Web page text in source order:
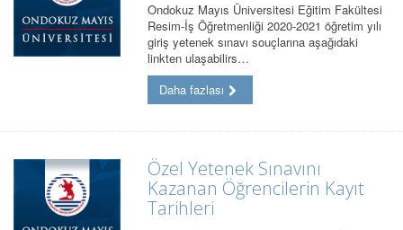
Ondokuz Mayıs Üniversitesi Eğitim Fakültesi
Resim-İş Öğretmenliği 2020-2021 öğretim yılı
giriş yetenek sınavı souçlarına aşağıdaki
linkten ulaşabilirs…
Daha fazlası
Özel Yetenek Sınavını
Kazanan Öğrencilerin Kayıt
Tarihleri